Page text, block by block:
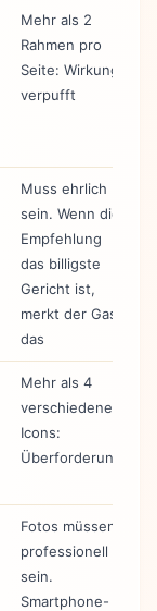
Mehr als 2
Rahmen pro
Seite: Wirkung
verpufft
Muss ehrlich
sein. Wenn die
Empfehlung
das billigste
Gericht ist,
merkt der Gast
das
Mehr als 4
verschiedene
Icons:
Überforderung
Fotos müssen
professionell
sein.
Smartphone-